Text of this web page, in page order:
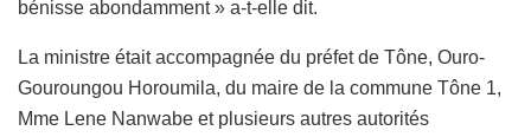
bénisse abondamment » a-t-elle dit.
La ministre était accompagnée du préfet de Tône, Ouro-
Gouroungou Horoumila, du maire de la commune Tône 1,
Mme Lene Nanwabe et plusieurs autres autorités